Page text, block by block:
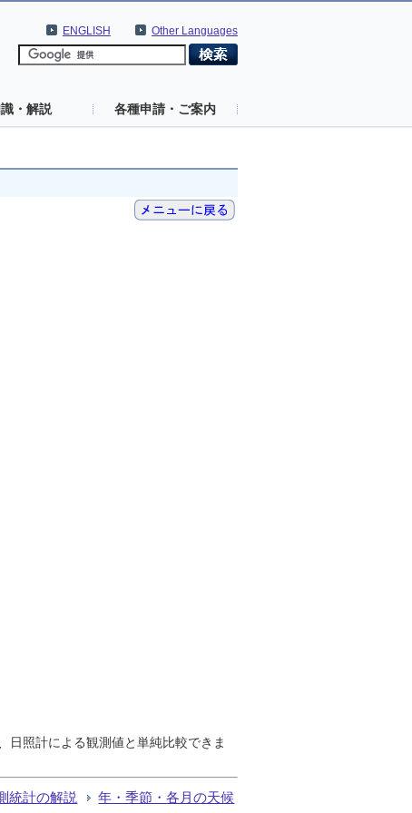
Other Languages
ENGLISH
・解説 各種申請・ご案内
日照計による観測値と単純比較できま
統計の解説 年・季節・各月の天候